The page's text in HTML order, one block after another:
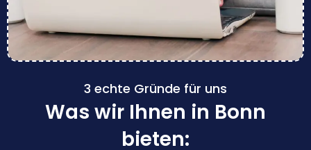
3 echte Gründe für uns
Was wir Ihnen in Bonn
bieten: